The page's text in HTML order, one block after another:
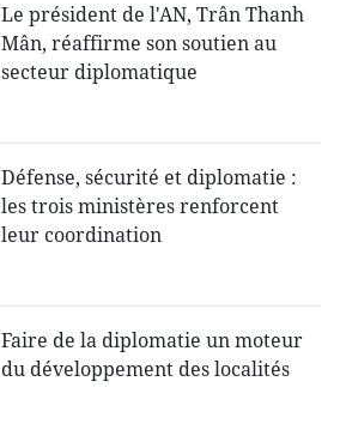
Le président de l'AN, Trân Thanh
Mân, réaffirme son soutien au
secteur diplomatique
Défense, sécurité et diplomatie :
les trois ministères renforcent
leur coordination
Faire de la diplomatie un moteur
du développement des localités